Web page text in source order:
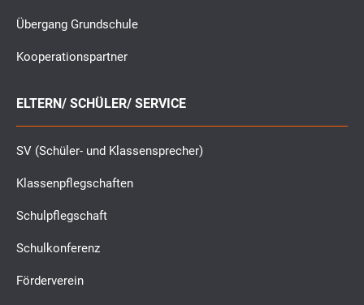
Übergang Grundschule
Kooperationspartner
ELTERN/ SCHÜLER/ SERVICE
SV (Schüler- und Klassensprecher)
Klassenpflegschaften
Schulpflegschaft
Schulkonferenz
Förderverein